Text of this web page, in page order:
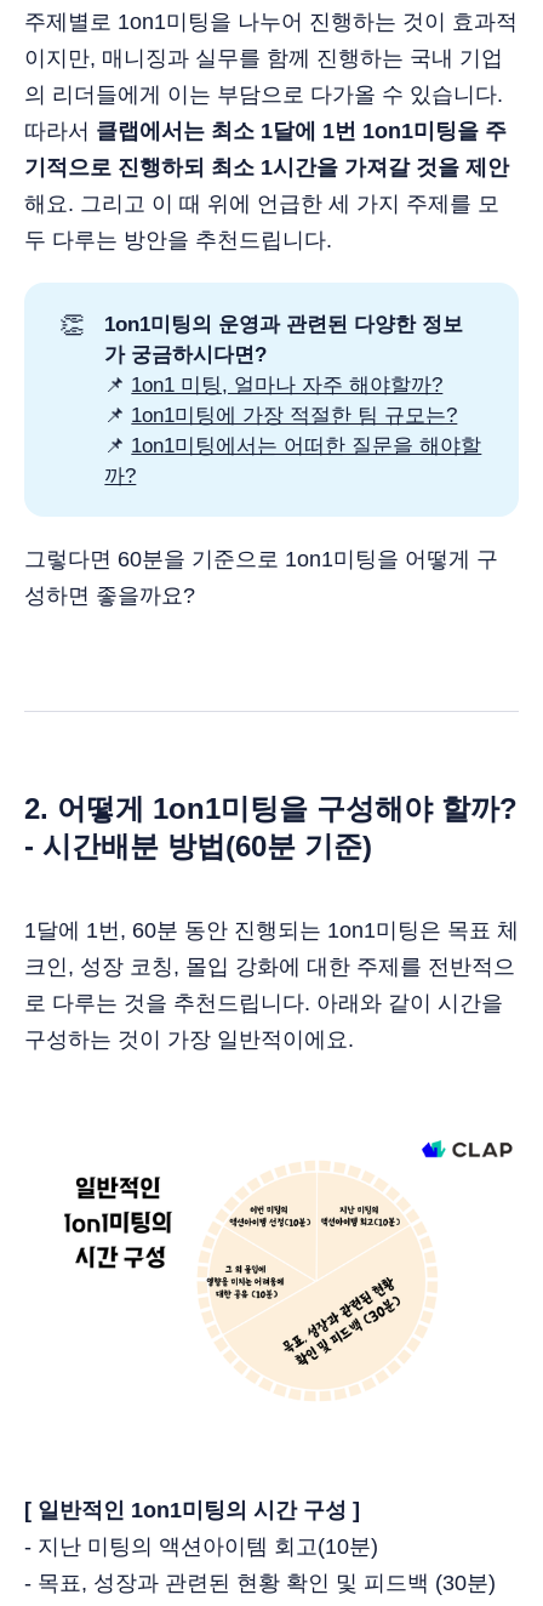
주제별로 1on1미팅을 나누어 진행하는 것이 효과적
이지만, 매니징과 실무를 함께 진행하는 국내 기업
의 리더들에게 이는 부담으로 다가올 수 있습니다.
따라서 클랩에서는 최소 1달에 1번 1on1미팅을 주
기적으로 진행하되 최소 1시간을 가져갈 것을 제안
해요. 그리고 이 때 위에 언급한 세 가지 주제를 모
두 다루는 방안을 추천드립니다.
👏
1on1미팅의 운영과 관련된 다양한 정보
가 궁금하시다면?
📌 1on1 미팅, 얼마나 자주 해야할까?
📌 1on1미팅에 가장 적절한 팀 규모는?
📌 1on1미팅에서는 어떠한 질문을 해야할
까?
그렇다면 60분을 기준으로 1on1미팅을 어떻게 구
성하면 좋을까요?
2. 어떻게 1on1미팅을 구성해야 할까?
- 시간배분 방법(60분 기준)
1달에 1번, 60분 동안 진행되는 1on1미팅은 목표 체
크인, 성장 코칭, 몰입 강화에 대한 주제를 전반적으
로 다루는 것을 추천드립니다. 아래와 같이 시간을
구성하는 것이 가장 일반적이에요.
[ 일반적인 1on1미팅의 시간 구성 ]
- 지난 미팅의 액션아이템 회고(10분)
- 목표, 성장과 관련된 현황 확인 및 피드백 (30분)